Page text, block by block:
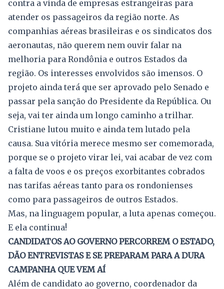
contra a vinda de empresas estrangeiras para
atender os passageiros da região norte. As
companhias aéreas brasileiras e os sindicatos dos
aeronautas, não querem nem ouvir falar na
melhoria para Rondônia e outros Estados da
região. Os interesses envolvidos são imensos. O
projeto ainda terá que ser aprovado pelo Senado e
passar pela sanção do Presidente da República. Ou
seja, vai ter ainda um longo caminho a trilhar.
Cristiane lutou muito e ainda tem lutado pela
causa. Sua vitória merece mesmo ser comemorada,
porque se o projeto virar lei, vai acabar de vez com
a falta de voos e os preços exorbitantes cobrados
nas tarifas aéreas tanto para os rondonienses
como para passageiros de outros Estados.
Mas, na linguagem popular, a luta apenas começou.
E ela continua!
CANDIDATOS AO GOVERNO PERCORREM O ESTADO,
DÃO ENTREVISTAS E SE PREPARAM PARA A DURA
CAMPANHA QUE VEM AÍ
Além de candidato ao governo, coordenador da